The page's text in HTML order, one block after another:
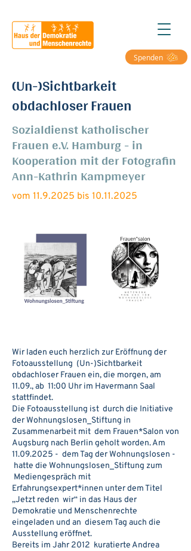
Spenden
(Un-)Sichtbarkeit
obdachloser Frauen
Sozialdienst katholischer
Frauen e.V. Hamburg - in
Kooperation mit der Fotografin
Ann-Kathrin Kampmeyer
vom 11.9.2025 bis 10.11.2025
Wir laden euch herzlich zur Eröffnung der
Fotoausstellung (Un-)Sichtbarkeit
obdachloser Frauen ein, die morgen, am
11.09., ab 11:00 Uhr im Havermann Saal
stattfindet.
Die Fotoausstellung ist durch die Initiative
der Wohnungslosen_Stiftung in
Zusammenarbeit mit dem Frauen*Salon von
Augsburg nach Berlin geholt worden. Am
11.09.2025 - dem Tag der Wohnungslosen -
hatte die Wohnungslosen_Stiftung zum
Mediengespräch mit
Erfahrungsexpert*innen unter dem Titel
„Jetzt reden wir“ in das Haus der
Demokratie und Menschenrechte
eingeladen und an diesem Tag auch die
Ausstellung eröffnet.
Bereits im Jahr 2012 kuratierte Andrea